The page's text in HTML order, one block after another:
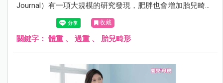
Journal）有一項大規模的研究發現，肥胖也會增加胎兒畸形
收藏
關鍵字： 體重 、 過重 、 胎兒畸形